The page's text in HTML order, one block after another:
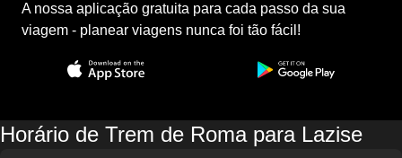
A nossa aplicação gratuita para cada passo da sua
viagem - planear viagens nunca foi tão fácil!
Horário de Trem de Roma para Lazise